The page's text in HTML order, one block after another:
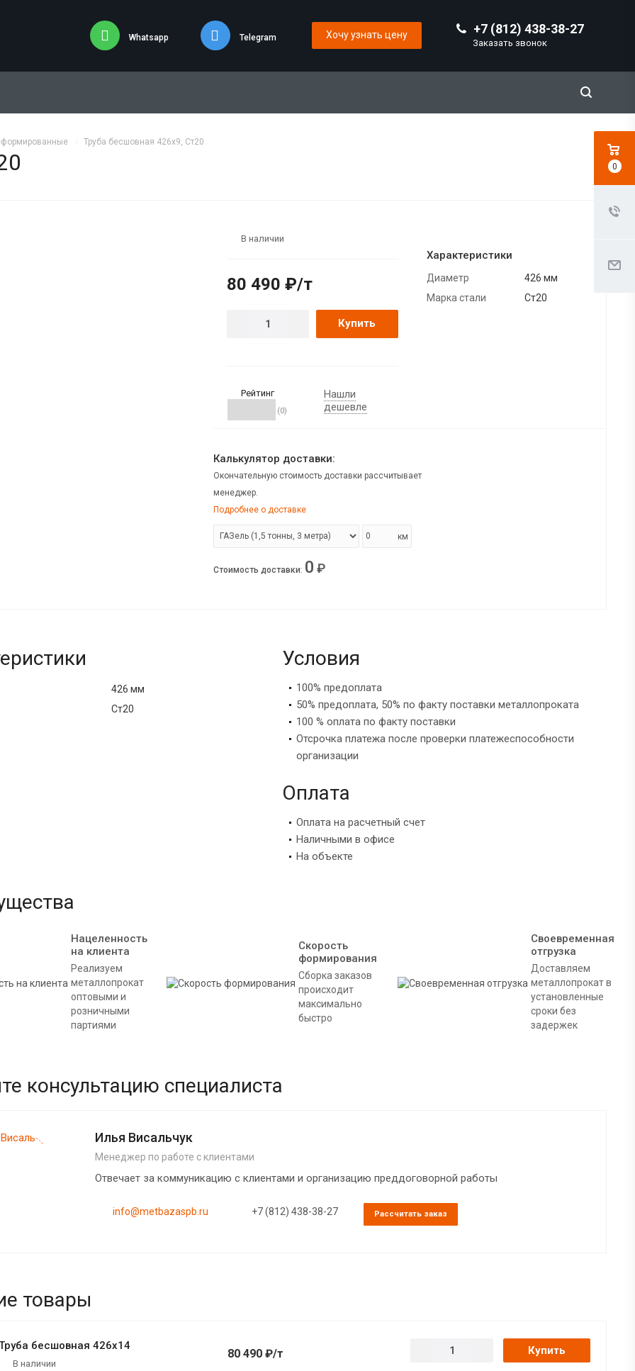
+7 (812) 438-38-27
Заказать звонок
Whatsapp Telegram Хочу узнать цену
Труба бесшовная 426х9, Ст20
В наличии
80 490 ₽/т
Купить
Рейтинг
(0)
Нашли
дешевле
Характеристики
Диаметр
426 мм
Марка стали
Ст20
Калькулятор доставки:
Окончательную стоимость доставки рассчитывает
менеджер.
Подробнее о доставке
км
Стоимость доставки: 0 ₽
426 мм
Ст20
Условия
100% предоплата
50% предоплата, 50% по факту поставки металлопроката
100 % оплата по факту поставки
Отсрочка платежа после проверки платежеспособности
организации
Оплата
Оплата на расчетный счет
Наличными в офисе
На объекте
Нацеленность
на клиента
Реализуем
металлопрокат
оптовыми и
розничными
партиями
Скорость
формирования
Сборка заказов
происходит
максимально
быстро
Своевременная
отгрузка
Доставляем
металлопрокат в
установленные
сроки без
задержек
консультацию специалиста
Илья Висальчук
Менеджер по работе с клиентами
Отвечает за коммуникацию с клиентами и организацию преддоговорной работы
info@metbazaspb.ru +7 (812) 438-38-27 Рассчитать заказ
товары
бесшовная 426х14
В наличии
80 490 ₽/т Купить
0